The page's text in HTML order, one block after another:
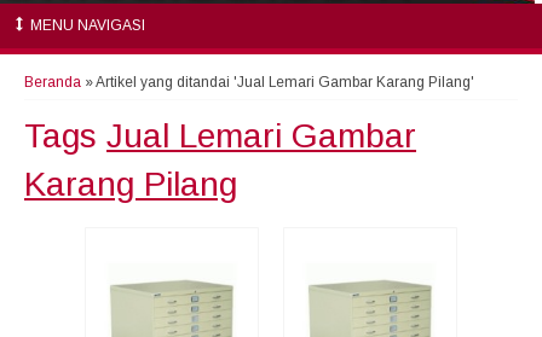
MENU NAVIGASI
Beranda »Artikel yang ditandai 'Jual Lemari Gambar Karang Pilang'
Tags Jual Lemari Gambar
Karang Pilang